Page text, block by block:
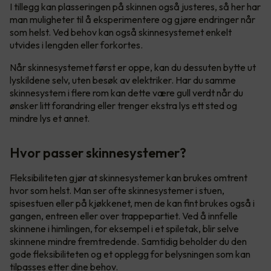
I tillegg kan plasseringen på skinnen også justeres, så her har
man muligheter til å eksperimentere og gjøre endringer når
som helst. Ved behov kan også skinnesystemet enkelt
utvides i lengden eller forkortes.
Når skinnesystemet først er oppe, kan du dessuten bytte ut
lyskildene selv, uten besøk av elektriker. Har du samme
skinnesystem i flere rom kan dette være gull verdt når du
ønsker litt forandring eller trenger ekstra lys ett sted og
mindre lys et annet.
Hvor passer skinnesystemer?
Fleksibiliteten gjør at skinnesystemer kan brukes omtrent
hvor som helst. Man ser ofte skinnesystemer i stuen,
spisestuen eller på kjøkkenet, men de kan fint brukes også i
gangen, entreen eller over trappepartiet. Ved å innfelle
skinnene i himlingen, for eksempel i et spiletak, blir selve
skinnene mindre fremtredende. Samtidig beholder du den
gode fleksibiliteten og et opplegg for belysningen som kan
tilpasses etter dine behov.